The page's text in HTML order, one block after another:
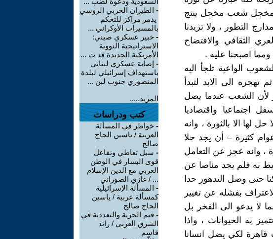
المخجل شعب مخجل ينتج
التطور ، ولا تزيدنا
الثقافي والافتضاح
اصبحنا عليه .
الواعية تلجأ اليه
الى الابد لتبدأ
لأن الشعب عندما يصل
اجتماعيا واقتصاديا
لها الا بالثورة ، وانه
كثيرة – أن يجد حلا
، وانه عجز عن التعامل
به فلم يجد مناصا عن
حتى وصل التدهور حدا
بفشله عن تغيير
لا يدعو الى الفخر بل
به الحيوانات ، واذا
قاهرة لكي يضل انسانا
- الطيران الحربي الروسي
يدمر مراكز للتحكم
بالمسيرات الأوكراني ...
- خبير عسكري صيني:
الاستراتيجية النووية
الأمريكية الجديدة قد ت ...
- إصابة عسكري لبناني
باستهداف إسرائيلي لبلدة
المنصوري جنوب لبن ...
المزيد.....
كتب ودراسات
- خواطر في المسألة
العربية / ياسين الحاج
صالح
- سبل تعاطي وتفاعل
قوى اليسار في الوطن
العربي مع الدين الإسلام
... / غازي الصوراني
- المسألة الإسرائيلية
كمسألة عربية / ياسين
الحاج صالح
- قيم الحرية والتعددية في
الشرق العربي / رائد
قاسم